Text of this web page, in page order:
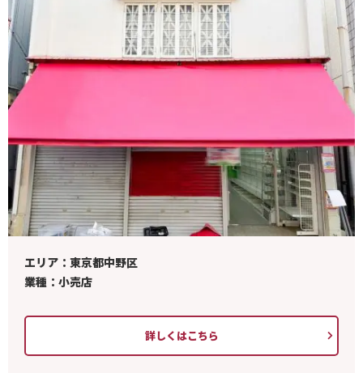
エリア：東京都中野区
業種：小売店
詳しくはこちら